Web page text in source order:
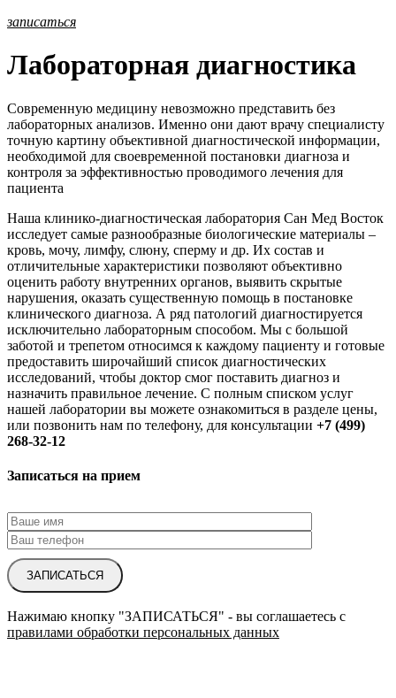
записаться
Лабораторная диагностика
Современную медицину невозможно представить без
лабораторных анализов. Именно они дают врачу специалисту
точную картину объективной диагностической информации,
необходимой для своевременной постановки диагноза и
контроля за эффективностью проводимого лечения для
пациента
Наша клинико-диагностическая лаборатория Сан Мед Восток
исследует самые разнообразные биологические материалы –
кровь, мочу, лимфу, слюну, сперму и др. Их состав и
отличительные характеристики позволяют объективно
оценить работу внутренних органов, выявить скрытые
нарушения, оказать существенную помощь в постановке
клинического диагноза. А ряд патологий диагностируется
исключительно лабораторным способом. Мы с большой
заботой и трепетом относимся к каждому пациенту и готовые
предоставить широчайший список диагностических
исследований, чтобы доктор смог поставить диагноз и
назначить правильное лечение. С полным списком услуг
нашей лаборатории вы можете ознакомиться в разделе цены,
или позвонить нам по телефону, для консультации +7 (499)
268-32-12
Записаться на прием
ЗАПИСАТЬСЯ
Нажимаю кнопку "ЗАПИСАТЬСЯ" - вы соглашаетесь с
правилами обработки персональных данных